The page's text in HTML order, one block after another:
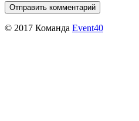
© 2017 Команда Event40